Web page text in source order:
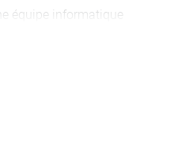
équipe informatique